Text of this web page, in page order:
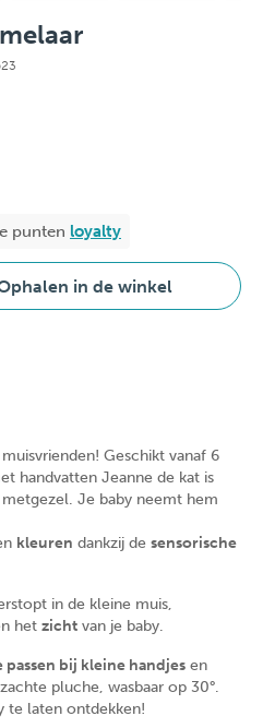
punten loyalty
in de winkel
Geschikt vanaf 6
handvatten Jeanne de kat is
metgezel. Je baby neemt hem
kleuren dankzij de sensorische
in de kleine muis,
het zicht van je baby.
passen bij kleine handjes en
pluche, wasbaar op 30°.
te laten ontdekken!